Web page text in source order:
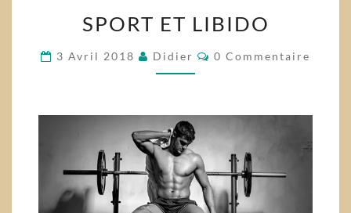
SPORT ET LIBIDO
3 Avril 2018 Didier Commentaires
0 Commentaire